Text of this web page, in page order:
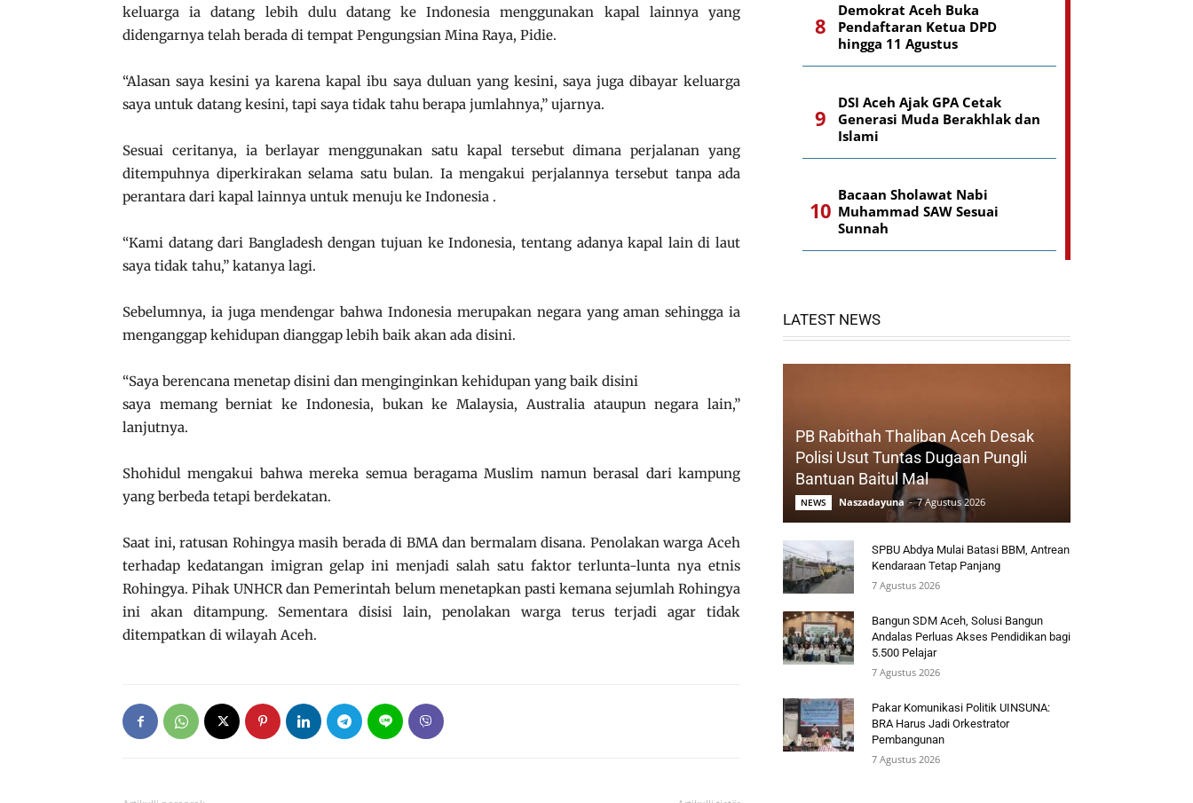
keluarga ia datang lebih dulu datang ke Indonesia menggunakan kapal lainnya yang
didengarnya telah berada di tempat Pengungsian Mina Raya, Pidie.
“Alasan saya kesini ya karena kapal ibu saya duluan yang kesini, saya juga dibayar keluarga
saya untuk datang kesini, tapi saya tidak tahu berapa jumlahnya,” ujarnya.
Sesuai ceritanya, ia berlayar menggunakan satu kapal tersebut dimana perjalanan yang
ditempuhnya diperkirakan selama satu bulan. Ia mengakui perjalannya tersebut tanpa ada
perantara dari kapal lainnya untuk menuju ke Indonesia .
“Kami datang dari Bangladesh dengan tujuan ke Indonesia, tentang adanya kapal lain di laut
saya tidak tahu,” katanya lagi.
Sebelumnya, ia juga mendengar bahwa Indonesia merupakan negara yang aman sehingga ia
menganggap kehidupan dianggap lebih baik akan ada disini.
“Saya berencana menetap disini dan menginginkan kehidupan yang baik disini
saya memang berniat ke Indonesia, bukan ke Malaysia, Australia ataupun negara lain,”
lanjutnya.
Shohidul mengakui bahwa mereka semua beragama Muslim namun berasal dari kampung
yang berbeda tetapi berdekatan.
Saat ini, ratusan Rohingya masih berada di BMA dan bermalam disana. Penolakan warga Aceh
terhadap kedatangan imigran gelap ini menjadi salah satu faktor terlunta-lunta nya etnis
Rohingya. Pihak UNHCR dan Pemerintah belum menetapkan pasti kemana sejumlah Rohingya
ini akan ditampung. Sementara disisi lain, penolakan warga terus terjadi agar tidak
ditempatkan di wilayah Aceh.
Demokrat Aceh Buka
Pendaftaran Ketua DPD
hingga 11 Agustus
DSI Aceh Ajak GPA Cetak
Generasi Muda Berakhlak dan
Islami
Bacaan Sholawat Nabi
Muhammad SAW Sesuai
Sunnah
LATEST NEWS
PB Rabithah Thaliban Aceh Desak
Polisi Usut Tuntas Dugaan Pungli
Bantuan Baitul Mal
NEWS Naszadayuna - 7 Agustus 2026
SPBU Abdya Mulai Batasi BBM, Antrean
Kendaraan Tetap Panjang
7 Agustus 2026
Bangun SDM Aceh, Solusi Bangun
Andalas Perluas Akses Pendidikan bagi
5.500 Pelajar
7 Agustus 2026
Pakar Komunikasi Politik UINSUNA:
BRA Harus Jadi Orkestrator
Pembangunan
7 Agustus 2026